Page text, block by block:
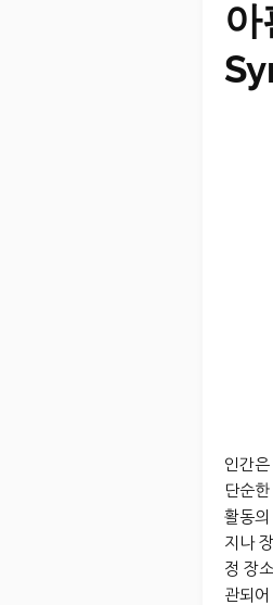
인간
단순
활동의
지나
정 장
관되